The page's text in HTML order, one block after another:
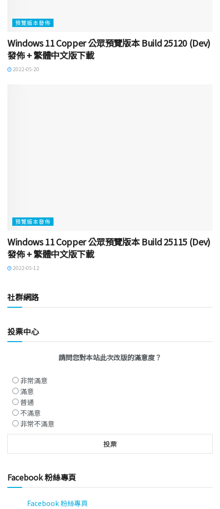
預覽版本發佈
Windows 11 Copper 公眾預覽版本 Build 25120 (Dev)
發佈 + 繁體中文版下載
2022-05-20
預覽版本發佈
Windows 11 Copper 公眾預覽版本 Build 25115 (Dev)
發佈 + 繁體中文版下載
2022-05-12
社群網路
投票中心
請問您對本站此次改版的滿意度？
非常滿意
滿意
普通
不滿意
非常不滿意
Facebook 粉絲專頁
Facebook 粉絲專頁